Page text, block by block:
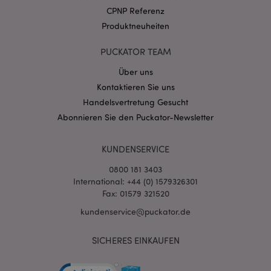
CPNP Referenz
Produktneuheiten
PUCKATOR TEAM
Über uns
Kontaktieren Sie uns
Handelsvertretung Gesucht
Abonnieren Sie den Puckator-Newsletter
KUNDENSERVICE
0800 181 3403
International: +44 (0) 1579326301
Fax: 01579 321520
kundenservice@puckator.de
SICHERES EINKAUFEN
mage-cache-storage-section-
invalidation